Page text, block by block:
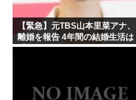
【緊急】元TBS山本里菜アナ、
離婚を報告 4年間の結婚生活は
「宝物」